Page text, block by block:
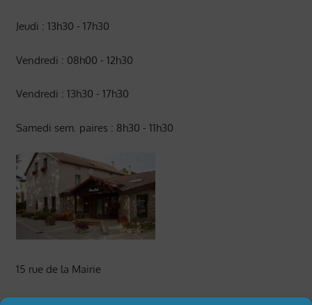
Jeudi : 13h30 - 17h30
Vendredi : 08h00 - 12h30
Vendredi : 13h30 - 17h30
Samedi sem. paires : 8h30 - 11h30
15 rue de la Mairie